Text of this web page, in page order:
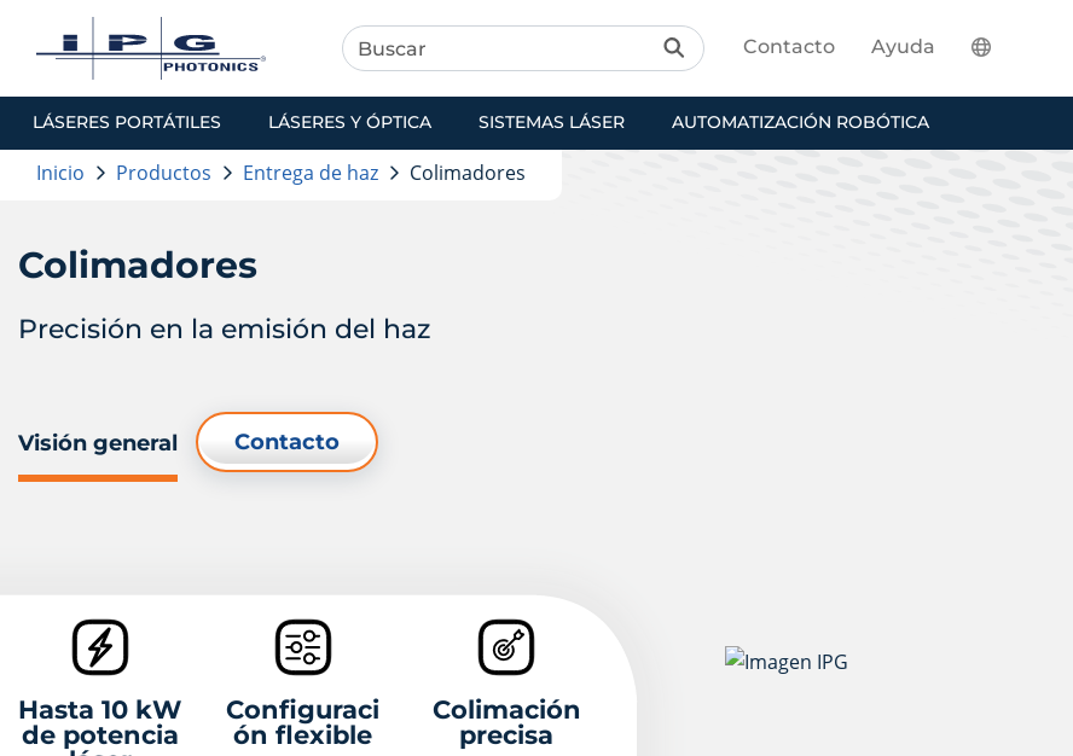
LÁSERES PORTÁTILES LÁSERES Y ÓPTICA SISTEMAS LÁSER AUTOMATIZACIÓN ROBÓTICA
Contacto Ayuda
Inicio Productos Entrega de haz Colimadores
Colimadores
Precisión en la emisión del haz
Visión general Contacto
Hasta 10 kW
de potencia
Configuraci
ón flexible
Colimación
precisa